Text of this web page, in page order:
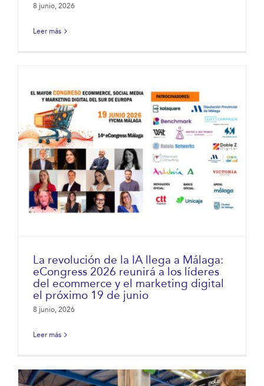
8 junio, 2026
Leer más
La revolución de la IA llega a Málaga:
eCongress 2026 reunirá a los líderes
del ecommerce y el marketing digital
el próximo 19 de junio
8 junio, 2026
Leer más